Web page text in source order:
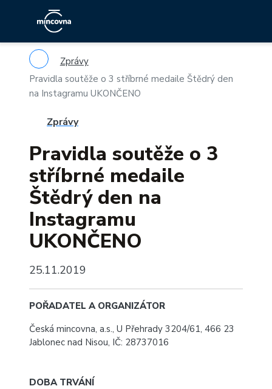
Zprávy
Pravidla soutěže o 3 stříbrné medaile Štědrý den
na Instagramu UKONČENO
Zprávy
Pravidla soutěže o 3
stříbrné medaile
Štědrý den na
Instagramu
UKONČENO
25.11.2019
POŘADATEL A ORGANIZÁTOR
Česká mincovna, a.s., U Přehrady 3204/61, 466 23
Jablonec nad Nisou, IČ: 28737016
DOBA TRVÁNÍ